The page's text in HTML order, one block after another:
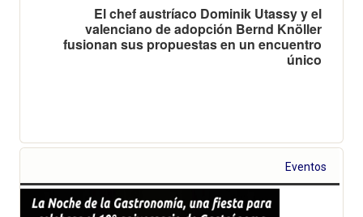
El chef austríaco Dominik Utassy y el
valenciano de adopción Bernd Knöller
fusionan sus propuestas en un encuentro
único
Eventos